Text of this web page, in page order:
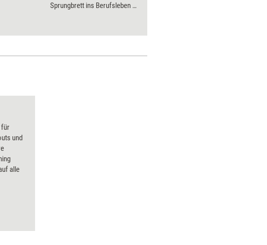
Sprungbrett ins Berufsleben –
Projektmanagement-
unserer Serie über Zielgruppen
für
und
alle